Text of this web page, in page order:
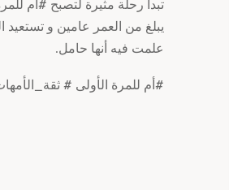
تبدأ رحلة مثيرة لتصبح #أم
يبلغ من العمر عامين و تستعيد
علمت فيه أنها حامل.
#أم للمرة الأولى #